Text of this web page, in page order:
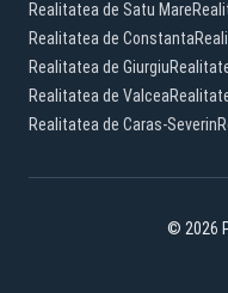
Realitatea de Satu Mare
Realitatea de Constanta
Realitatea de Giurgiu
Realitatea de Valcea
Realitatea de Caras-Severin
© 2026